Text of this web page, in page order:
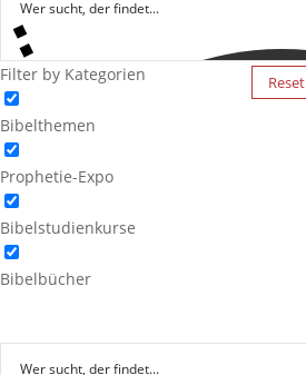
Filter by Kategorien
Bibelthemen
Prophetie-Expo
Bibelstudienkurse
Bibelbücher
Reset